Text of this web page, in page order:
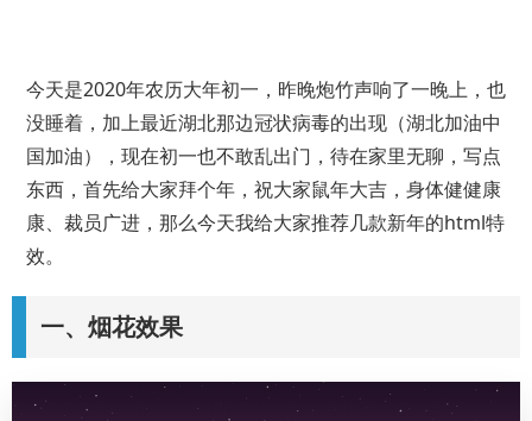
今天是2020年农历大年初一，昨晚炮竹声响了一晚上，也
没睡着，加上最近湖北那边冠状病毒的出现（湖北加油中
国加油），现在初一也不敢乱出门，待在家里无聊，写点
东西，首先给大家拜个年，祝大家鼠年大吉，身体健健康
康、裁员广进，那么今天我给大家推荐几款新年的html特
效。
一、烟花效果